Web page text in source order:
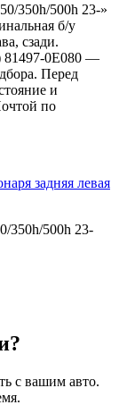
350h/500h 23-»
б/у
сзади.
81497-0E080 —
Перед
и
по
задняя левая
350h/500h 23-
с вашим авто.